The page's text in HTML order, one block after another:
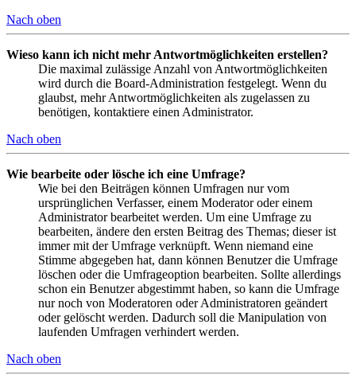
Nach oben
Wieso kann ich nicht mehr Antwortmöglichkeiten erstellen?
Die maximal zulässige Anzahl von Antwortmöglichkeiten
wird durch die Board-Administration festgelegt. Wenn du
glaubst, mehr Antwortmöglichkeiten als zugelassen zu
benötigen, kontaktiere einen Administrator.
Nach oben
Wie bearbeite oder lösche ich eine Umfrage?
Wie bei den Beiträgen können Umfragen nur vom
ursprünglichen Verfasser, einem Moderator oder einem
Administrator bearbeitet werden. Um eine Umfrage zu
bearbeiten, ändere den ersten Beitrag des Themas; dieser ist
immer mit der Umfrage verknüpft. Wenn niemand eine
Stimme abgegeben hat, dann können Benutzer die Umfrage
löschen oder die Umfrageoption bearbeiten. Sollte allerdings
schon ein Benutzer abgestimmt haben, so kann die Umfrage
nur noch von Moderatoren oder Administratoren geändert
oder gelöscht werden. Dadurch soll die Manipulation von
laufenden Umfragen verhindert werden.
Nach oben